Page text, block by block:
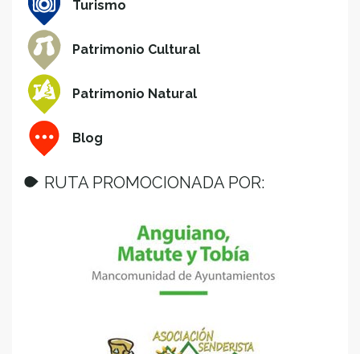
Turismo
Patrimonio Cultural
Patrimonio Natural
Blog
RUTA PROMOCIONADA POR: